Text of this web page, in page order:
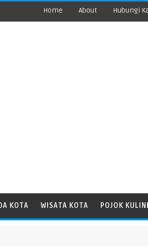
Home About Hubungi
KOTA WISATA KOTA POJOK